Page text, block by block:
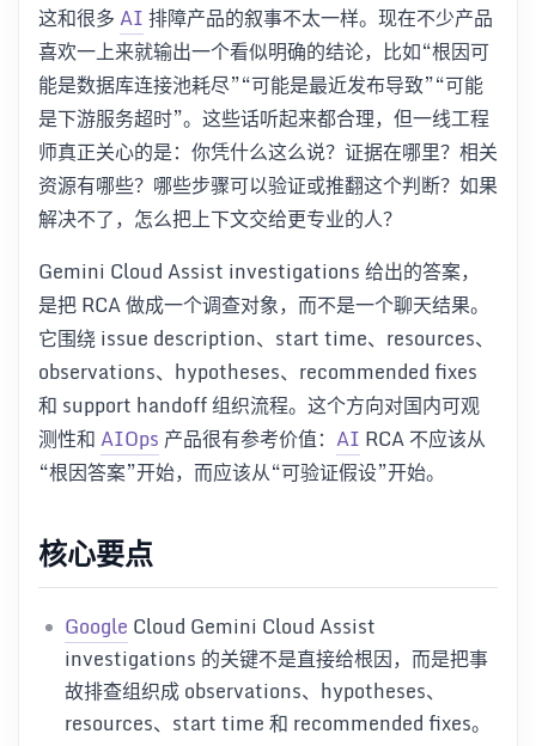
这和很多AI排障产品的叙事不太一样。现在不少产品
喜欢一上来就输出一个看似明确的结论，比如“根因可
能是数据库连接池耗尽”“可能是最近发布导致”“可能
是下游服务超时”。这些话听起来都合理，但一线工程
师真正关心的是：你凭什么这么说？证据在哪里？相关
资源有哪些？哪些步骤可以验证或推翻这个判断？如果
解决不了，怎么把上下文交给更专业的人？
Gemini Cloud Assist investigations 给出的答案，
是把 RCA 做成一个调查对象，而不是一个聊天结果。
它围绕 issue description、start time、resources、
observations、hypotheses、recommended fixes
和 support handoff 组织流程。这个方向对国内可观
测性和AIOps产品很有参考价值： AI RCA 不应该从
“根因答案”开始，而应该从“可验证假设”开始。
核心要点
Google Cloud Gemini Cloud Assist
investigations 的关键不是直接给根因，而是把事
故排查组织成 observations、hypotheses、
resources、start time 和 recommended fixes。